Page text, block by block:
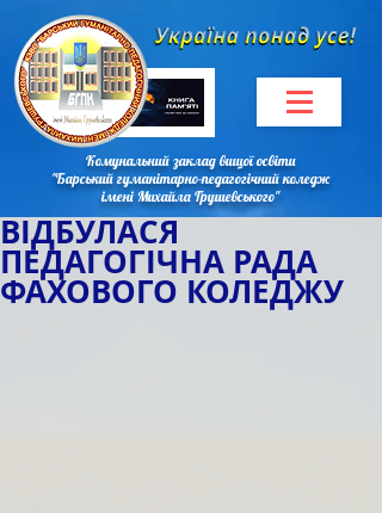
Комунальний заклад вищої освіти
"Барський гуманітарно-педагогічний коледж
імені Михайла Грушевського"
ВІДБУЛАСЯ
ПЕДАГОГІЧНА РАДА
ФАХОВОГО КОЛЕДЖУ